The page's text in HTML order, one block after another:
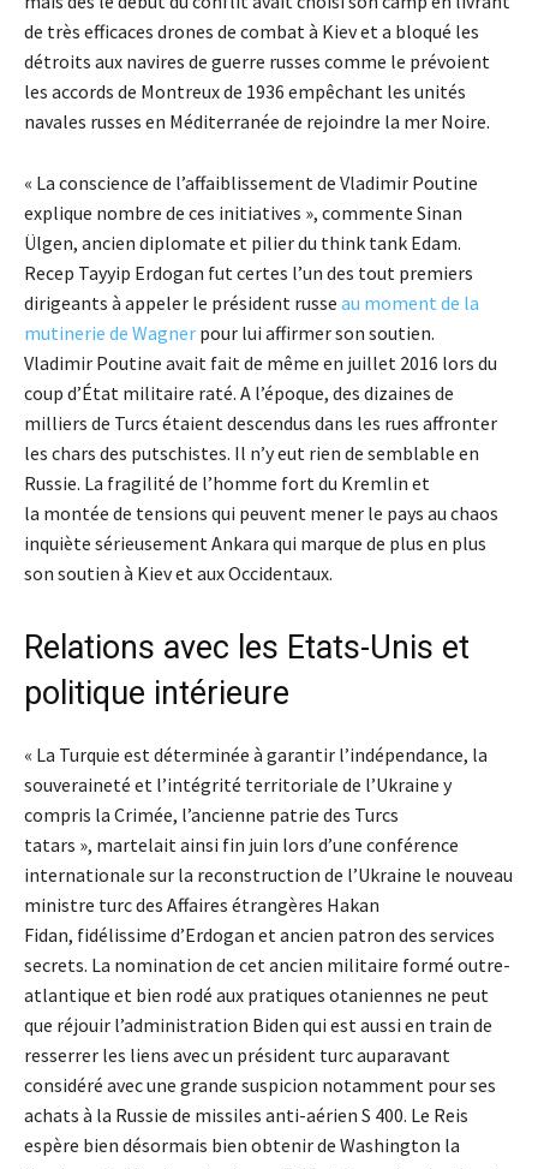
de très efficaces drones de combat à Kiev et a bloqué les
détroits aux navires de guerre russes comme le prévoient
les accords de Montreux de 1936 empêchant les unités
navales russes en Méditerranée de rejoindre la mer Noire.
« La conscience de l’affaiblissement de Vladimir Poutine
explique nombre de ces initiatives », commente Sinan
Ülgen, ancien diplomate et pilier du think tank Edam.
Recep Tayyip Erdogan fut certes l’un des tout premiers
dirigeants à appeler le président russe au moment de la
mutinerie de Wagner pour lui affirmer son soutien.
Vladimir Poutine avait fait de même en juillet 2016 lors du
coup d’État militaire raté. A l’époque, des dizaines de
milliers de Turcs étaient descendus dans les rues affronter
les chars des putschistes. Il n’y eut rien de semblable en
Russie. La fragilité de l’homme fort du Kremlin et
la montée de tensions qui peuvent mener le pays au chaos
inquiète sérieusement Ankara qui marque de plus en plus
son soutien à Kiev et aux Occidentaux.
Relations avec les Etats-Unis et
politique intérieure
« La Turquie est déterminée à garantir l’indépendance, la
souveraineté et l’intégrité territoriale de l’Ukraine y
compris la Crimée, l’ancienne patrie des Turcs
tatars », martelait ainsi fin juin lors d’une conférence
internationale sur la reconstruction de l’Ukraine le nouveau
ministre turc des Affaires étrangères Hakan
Fidan, fidélissime d’Erdogan et ancien patron des services
secrets. La nomination de cet ancien militaire formé outre-
atlantique et bien rodé aux pratiques otaniennes ne peut
que réjouir l’administration Biden qui est aussi en train de
resserrer les liens avec un président turc auparavant
considéré avec une grande suspicion notamment pour ses
achats à la Russie de missiles anti-aérien S 400. Le Reis
espère bien désormais bien obtenir de Washington la